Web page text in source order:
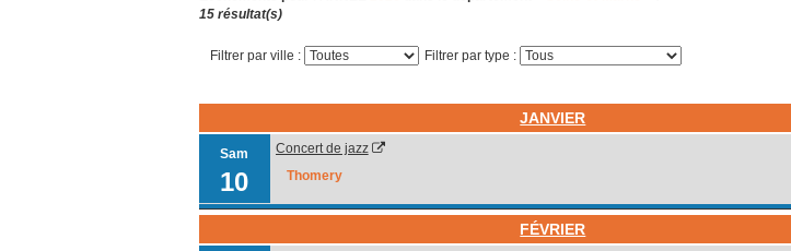
15 résultat(s)
Filtrer par ville : Filtrer par type :
JANVIER
Sam
10
Concert de jazz
Thomery
FÉVRIER